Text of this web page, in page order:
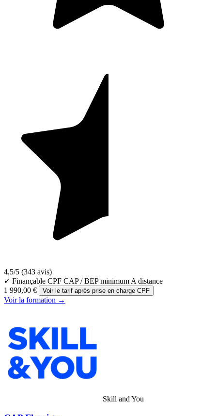
4,5/5 (343 avis)
✓ Finançable CPF CAP / BEP minimum A distance
1 990,00 €
Voir le tarif après prise en charge CPF
Voir la formation →
Skill and You